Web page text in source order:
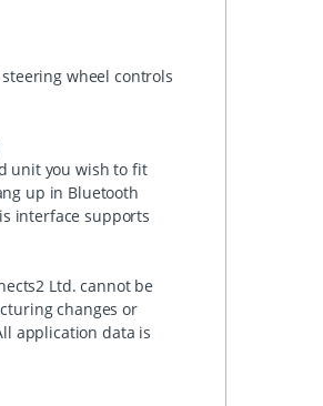
wheel controls
unit you wish to fit
up in Bluetooth
interface supports
Ltd. cannot be
changes or
application data is